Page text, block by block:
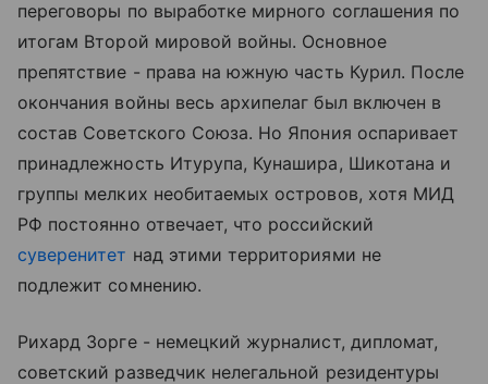
переговоры по выработке мирного соглашения по
итогам Второй мировой войны. Основное
препятствие - права на южную часть Курил. После
окончания войны весь архипелаг был включен в
состав Советского Союза. Но Япония оспаривает
принадлежность Итурупа, Кунашира, Шикотана и
группы мелких необитаемых островов, хотя МИД
РФ постоянно отвечает, что российский
суверенитет над этими территориями не
подлежит сомнению.
Рихард Зорге - немецкий журналист, дипломат,
советский разведчик нелегальной резидентуры